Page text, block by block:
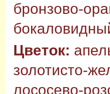
бронзово-
Цветок:
золотисто-
лососево-